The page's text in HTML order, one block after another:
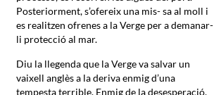
Posteriorment, s’ofereix una mis- sa al moll i
es realitzen ofrenes a la Verge per a demanar-
li protecció al mar.
Diu la llegenda que la Verge va salvar un
vaixell anglès a la deriva enmig d’una
tempesta terrible. Enmig de la desesperació,